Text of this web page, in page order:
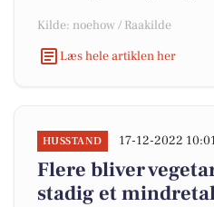
Kilde: noehow / Raakilde
Læs hele artiklen her
HUSSTAND 17-12-2022
Flere bliver
stadig et